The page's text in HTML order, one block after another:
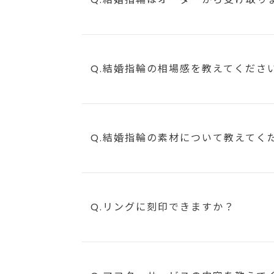
Q.結婚指輪の相場感を教えてくださ
Q.結婚指輪の素材について教えてく
Q.リングに刻印できますか？